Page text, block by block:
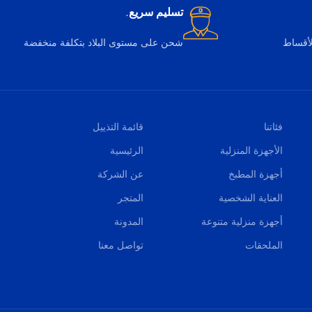
تسليم سريع.
شحن على مستوى البلاد بتكلفة منخفضة
فئاتنا
الأجهزة المنزلية
أجهزة المطبخ
العناية الشخصية
أجهزة منزلية متنوعة
الملحقات
قائمة التذييل
الرئيسية
عن الشركة
المتجر
المدونة
تواصل معنا